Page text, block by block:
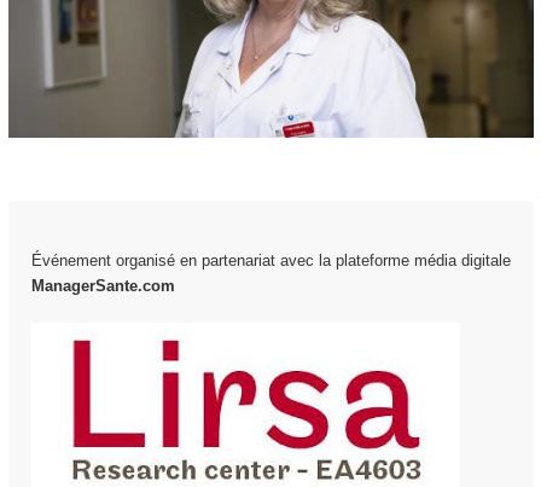
Événement organisé en partenariat avec la plateforme média digitale
ManagerSante.com